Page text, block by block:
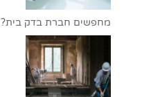
מחפשים חברת בדק בית?